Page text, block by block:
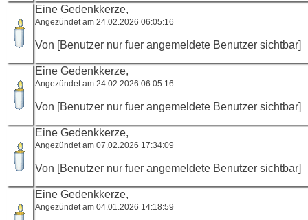
Eine Gedenkkerze,
Angezündet am 24.02.2026 06:05:16
Von [Benutzer nur fuer angemeldete Benutzer sichtbar]
Eine Gedenkkerze,
Angezündet am 24.02.2026 06:05:16
Von [Benutzer nur fuer angemeldete Benutzer sichtbar]
Eine Gedenkkerze,
Angezündet am 07.02.2026 17:34:09
Von [Benutzer nur fuer angemeldete Benutzer sichtbar]
Eine Gedenkkerze,
Angezündet am 04.01.2026 14:18:59